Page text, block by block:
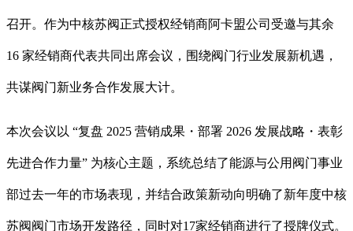
召开。作为中核苏阀正式授权经销商阿卡盟公司受邀与其余
16 家经销商代表共同出席会议，围绕阀门行业发展新机遇，
共谋阀门新业务合作发展大计。
本次会议以 “复盘 2025 营销成果・部署 2026 发展战略・表彰
先进合作力量” 为核心主题，系统总结了能源与公用阀门事业
部过去一年的市场表现，并结合政策新动向明确了新年度中核
苏阀阀门市场开发路径， 同时对17家经销商进行了授牌仪式。